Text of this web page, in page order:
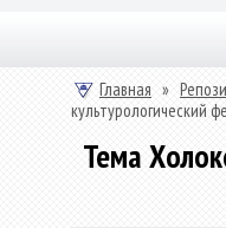
Главная »
культурологический
Тема